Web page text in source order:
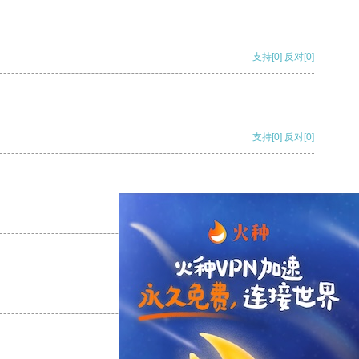
支持[0] 反对[0]
支持[0] 反对[0]
支持 [0] 反对[0]